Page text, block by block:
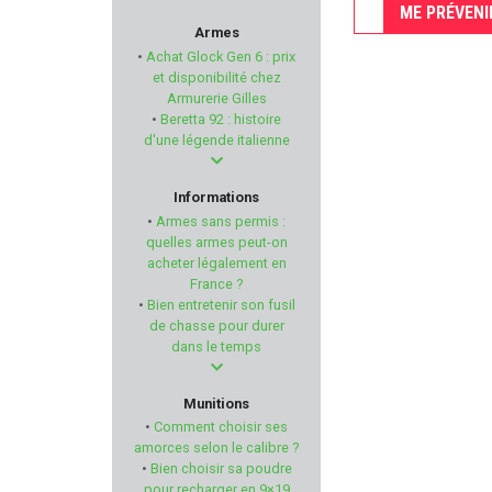
TITAN ARMS
MESSERSCHMITT
PACHMAYR
TOZ
AKAH
STEINER
Armes
• Achat Glock Gen 6 : prix
et disponibilité chez
Armurerie Gilles
• Beretta 92 : histoire
d'une légende italienne
Informations
• Armes sans permis :
quelles armes peut-on
acheter légalement en
France ?
• Bien entretenir son fusil
de chasse pour durer
dans le temps
Munitions
• Comment choisir ses
amorces selon le calibre ?
• Bien choisir sa poudre
ME